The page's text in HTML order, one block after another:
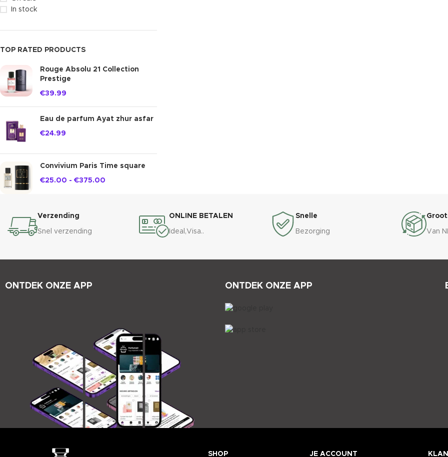
In stock
TOP RATED PRODUCTS
Rouge Absolu 21 Collection
Prestige
€39.99
Eau de parfum Ayat zhur asfar
€24.99
Convivium Paris Time square
€25.00 - €375.00
Verzending
Snel verzending
ONLINE BETALEN
Ideal,Visa..
Snelle
Bezorging Van
ONTDEK ONZE APP ONTDEK ONZE APP
SHOP JE ACCOUNT